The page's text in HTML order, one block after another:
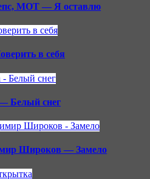
МОТ — Я оставлю
в себя
Белый снег
Широков — Замело